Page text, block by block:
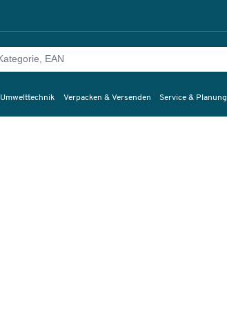
Umwelttechnik Verpacken & Versenden Service & Planung
Bilder